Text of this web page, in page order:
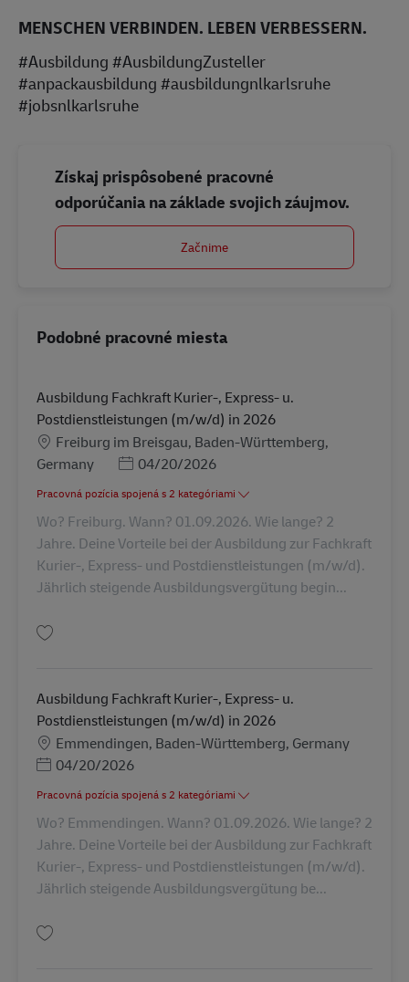
MENSCHEN VERBINDEN. LEBEN VERBESSERN.
#Ausbildung #AusbildungZusteller
#anpackausbildung #ausbildungnlkarlsruhe
#jobsnlkarlsruhe
Získaj prispôsobené pracovné
odporúčania na základe svojich záujmov.
Začnime
Podobné pracovné miesta
Ausbildung Fachkraft Kurier-, Express- u.
Postdienstleistungen (m/w/d) in 2026
MiestoFreiburg im Breisgau, Baden-Württemberg,
Germany
Posted Date
04/20/2026
Pracovná pozícia spojená s 2 kategóriami
Wo? Freiburg. Wann? 01.09.2026. Wie lange? 2
Jahre. Deine Vorteile bei der Ausbildung zur Fachkraft
Kurier-, Express- und Postdienstleistungen (m/w/d).
Jährlich steigende Ausbildungsvergütung begin...
Ausbildung Fachkraft Kurier-, Express- u.
Postdienstleistungen (m/w/d) in 2026
MiestoEmmendingen, Baden-Württemberg, Germany
Posted Date
04/20/2026
Pracovná pozícia spojená s 2 kategóriami
Wo? Emmendingen. Wann? 01.09.2026. Wie lange? 2
Jahre. Deine Vorteile bei der Ausbildung zur Fachkraft
Kurier-, Express- und Postdienstleistungen (m/w/d).
Jährlich steigende Ausbildungsvergütung be...